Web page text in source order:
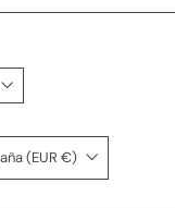
España (EUR €)